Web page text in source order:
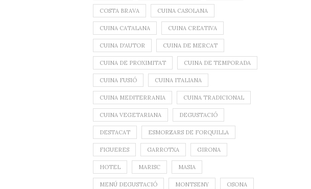
COSTA BRAVA CUINA CASOLANA
CUINA CATALANA CUINA CREATIVA
CUINA D'AUTOR CUINA DE MERCAT
CUINA DE PROXIMITAT CUINA DE TEMPORADA
CUINA FUSIÓ CUINA ITALIANA
CUINA MEDITERRANIA CUINA TRADICIONAL
CUINA VEGETARIANA DEGUSTACIÓ
DESTACAT ESMORZARS DE FORQUILLA
FIGUERES GARROTXA GIRONA
HOTEL MARISC MASIA
MENÚ DEGUSTACIÓ MONTSENY OSONA